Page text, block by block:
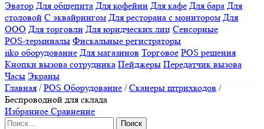
Эватор Для общепита Для кофейни Для кафе Для бара Для
столовой С эквайрингом Для ресторана с монитором Для
ООО Для торговли Для юридческих лиц Сенсорные
POS-терминалы Фискальные регистраторы
iiko оборудование Для магазинов Торговое POS решения
Кнопки вызова сотрудника Пейджеры Передатчик вызова
Часы Экраны
Главная /POS Оборудование /Сканеры штрихкодов /
Беспроводной для склада
Избранное Сравнение
Найти: